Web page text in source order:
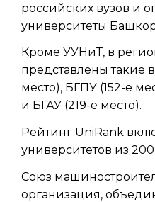
российских вузов и
университеты
Кроме УУНиТ, в
представлены такие
место), БГПУ (152-е
и БГАУ (219-е место).
Рейтинг UniRank
университетов из
Союз
организация,